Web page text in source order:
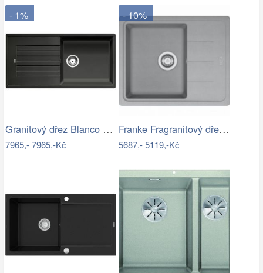
- 1%
Granitový dřez Blanco ZIA XL 6 S…
7965,-7965,-Kč
- 10%
Franke Fragranitový dřez BFG 611-62,…
5687,-5119,-Kč